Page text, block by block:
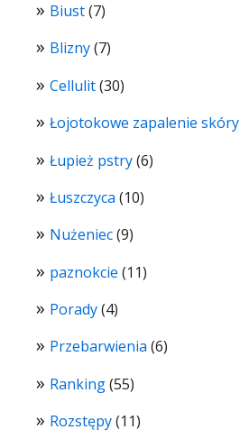
Biust(7)
Blizny(7)
Cellulit(30)
Łojotokowe zapalenie skóry
Łupież pstry(6)
Łuszczyca (10)
Nużeniec(9)
paznokcie (11)
Porady(4)
Przebarwienia (6)
Ranking(55)
Rozstępy(11)